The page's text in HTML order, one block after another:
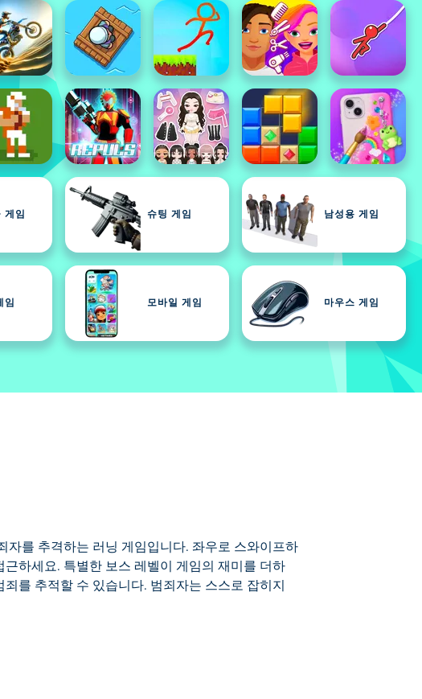
게임 슈팅 게임 남성용 게임
임 모바일 게임 마우스 게임
자를 추격하는 러닝 게임입니다. 좌우로 스와이프하
하세요. 특별한 보스 레벨이 게임의 재미를 더하
를 추적할 수 있습니다. 범죄자는 스스로 잡히지
로 스와이프하여 차량을 피하고, 공격을 막아내며,